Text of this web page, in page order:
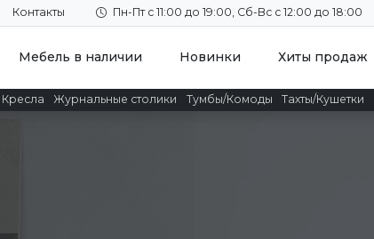
Контакты Пн-Пт с 11:00 до 19:00, Сб-Вс с 12:00 до 18:00
Мебель в наличии Новинки Хиты продаж
Кресла Журнальные столики Тумбы/Комоды Тахты/Кушетки